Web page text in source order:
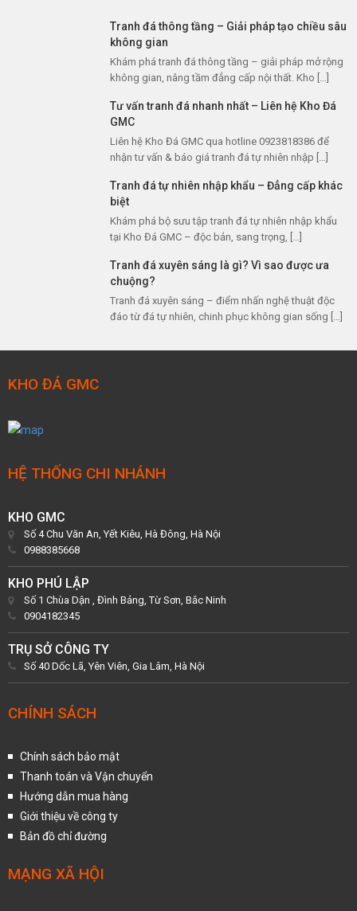
Tranh đá thông tầng – Giải pháp tạo chiều sâu
không gian
Khám phá tranh đá thông tầng – giải pháp mở rộng
không gian, nâng tầm đẳng cấp nội thất. Kho […]
Tư vấn tranh đá nhanh nhất – Liên hệ Kho Đá
GMC
Liên hệ Kho Đá GMC qua hotline 0923818386 để
nhận tư vấn & báo giá tranh đá tự nhiên nhập […]
Tranh đá tự nhiên nhập khẩu – Đẳng cấp khác
biệt
Khám phá bộ sưu tập tranh đá tự nhiên nhập khẩu
tại Kho Đá GMC – độc bản, sang trọng, […]
Tranh đá xuyên sáng là gì? Vì sao được ưa
chuộng?
Tranh đá xuyên sáng – điểm nhấn nghệ thuật độc
đáo từ đá tự nhiên, chinh phục không gian sống […]
KHO ĐÁ GMC
HỆ THỐNG CHI NHÁNH
KHO GMC
Số 4 Chu Văn An, Yết Kiêu, Hà Đông, Hà Nội
0988385668
KHO PHÚ LẬP
Số 1 Chùa Dận , Đình Bảng, Từ Sơn, Bắc Ninh
0904182345
TRỤ SỞ CÔNG TY
Số 40 Dốc Lã, Yên Viên, Gia Lâm, Hà Nội
CHÍNH SÁCH
Chính sách bảo mật
Thanh toán và Vận chuyển
Hướng dẫn mua hàng
Giới thiệu về công ty
Bản đồ chỉ đường
MẠNG XÃ HỘI